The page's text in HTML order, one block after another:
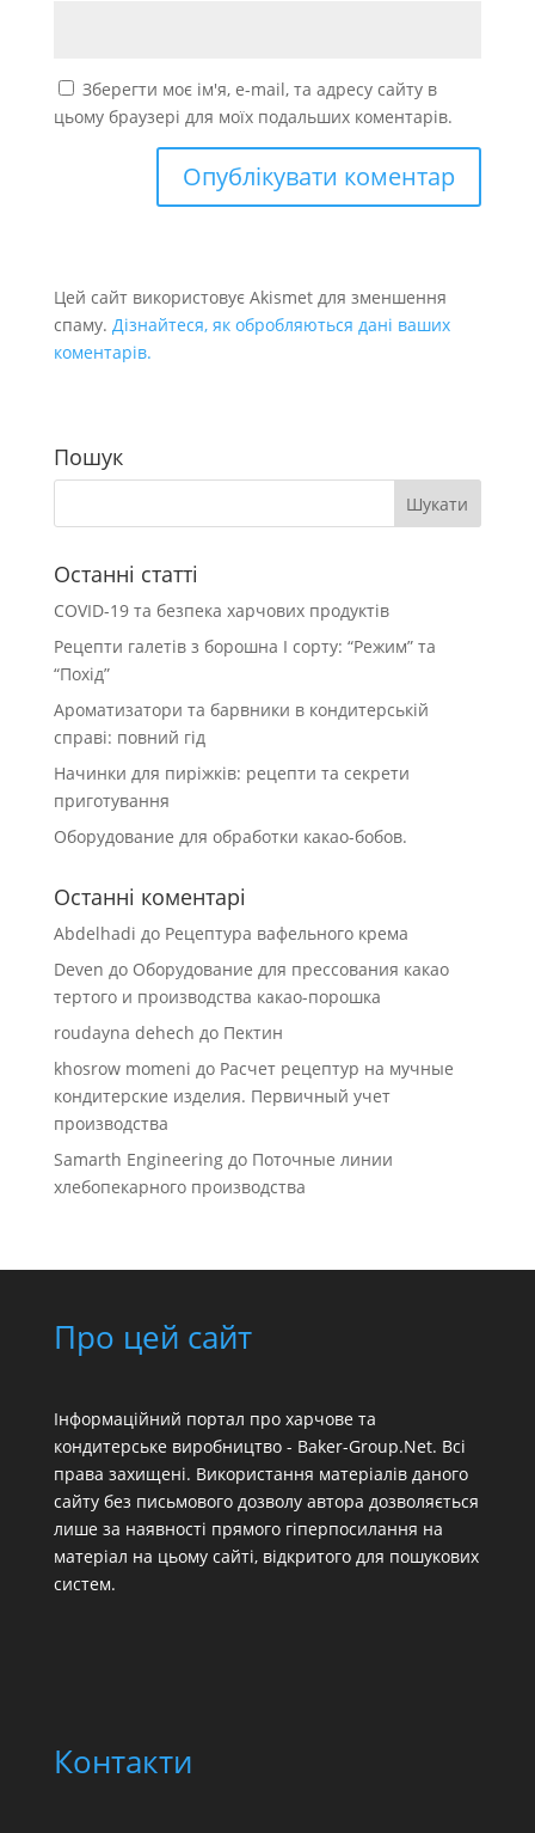
Зберегти моє ім'я, e-mail, та адресу сайту в
цьому браузері для моїх подальших коментарів.
Цей сайт використовує Akismet для зменшення
спаму. Дізнайтеся, як обробляються дані ваших
коментарів.
Пошук
Останні статті
COVID-19 та безпека харчових продуктів
Рецепти галетів з борошна І сорту: “Режим” та
“Похід”
Ароматизатори та барвники в кондитерській
справі: повний гід
Начинки для пиріжків: рецепти та секрети
приготування
Оборудование для обработки какао-бобов.
Останні коментарі
Abdelhadi до Рецептура вафельного крема
Deven до Оборудование для прессования какао
тертого и производства какао-порошка
roudayna dehech до Пектин
khosrow momeni до Расчет рецептур на мучные
кондитерские изделия. Первичный учет
производства
Samarth Engineeringдо Поточные линии
хлебопекарного производства
Про цей сайт
Інформаційний портал про харчове та
кондитерське виробництво - Baker-Group.Net. Всі
права захищені. Використання матеріалів даного
сайту без письмового дозволу автора дозволяється
лише за наявності прямого гіперпосилання на
матеріал на цьому сайті, відкритого для пошукових
систем.
Контакти